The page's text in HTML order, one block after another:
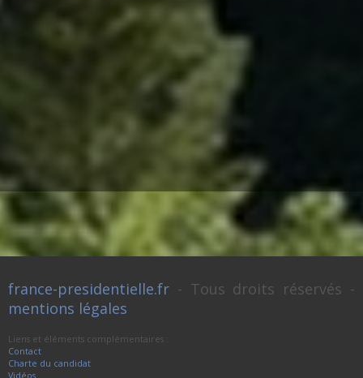
france-presidentielle.fr - Tous droits réservés -
mentions légales
Liens et éléments complémentaires :
Contact
Charte du candidat
Vidéos